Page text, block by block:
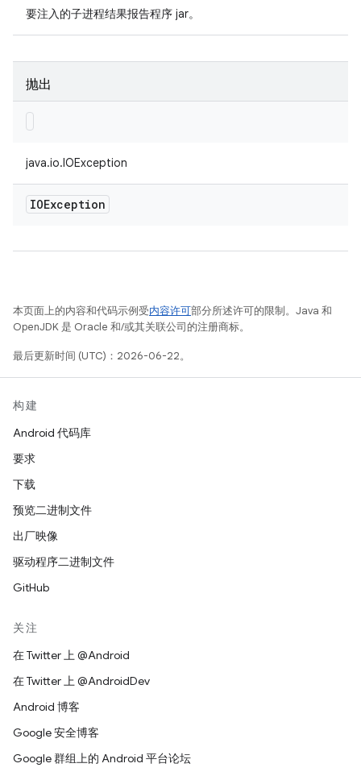
要注入的子进程结果报告程序 jar。
抛出
java.io.IOException
IOException
本页面上的内容和代码示例受内容许可部分所述许可的限制。Java 和
OpenJDK 是 Oracle 和/或其关联公司的注册商标。
最后更新时间 (UTC)：2026-06-22。
构建
Android 代码库
要求
下载
预览二进制文件
出厂映像
驱动程序二进制文件
GitHub
关注
在 Twitter 上 @Android
在 Twitter 上 @AndroidDev
Android 博客
Google 安全博客
Google 群组上的 Android 平台论坛